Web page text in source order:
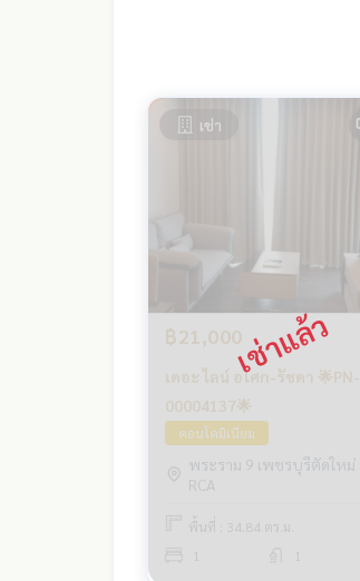
เช่า
฿21,000
เดอะ ไลน์ อโศก-รัชดา 🌟PN-
00004137🌟
คอนโดมิเนียม
พระราม 9 เพชรบุรีตัดใหม่
RCA
พื้นที่ : 34.84 ตร.ม.